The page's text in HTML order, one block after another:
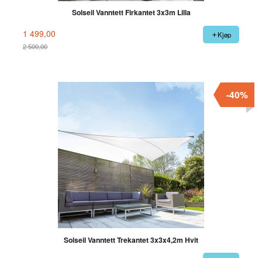
Solseil Vanntett Firkantet 3x3m Lilla
1 499,00
2 500,00
Kjøp
Solseil Vanntett Trekantet 3x3x4,2m Hvit
-40%